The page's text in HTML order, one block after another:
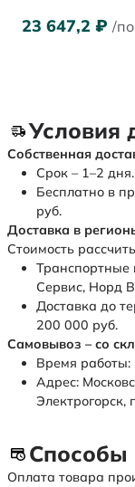
23 647,2 ₽ /
Условия
Собственная
Срок – 1–2 дня.
Бесплатно в
руб.
Доставка в
Стоимость
Сервис, Норд
Доставка до
200 000 руб.
Самовывоз – со
Время
Адрес:
Электрогорск,
Способы
Оплата товара